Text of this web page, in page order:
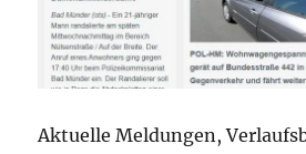
Aktuelle Meldungen,